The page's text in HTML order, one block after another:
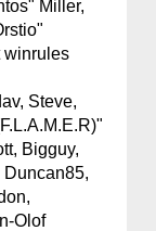
Miller,
winrules
Steve,
Bigguy,
Duncan85,
Olof